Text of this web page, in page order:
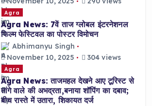
Agra
Agra News: 7वें ताज ग्लोबल इंटरनेशनल
फिल्म फेस्टिवल का पोस्टर विमोचन
Abhimanyu Singh
November 10, 2025
304 views
Agra
Agra News: ताजमहल देखने आए टूरिस्ट से
तांगे वाले की अभद्रता,बनाया शॉपिंग का दबाव;
बीच रास्ते में उतारा, शिकायत दर्ज